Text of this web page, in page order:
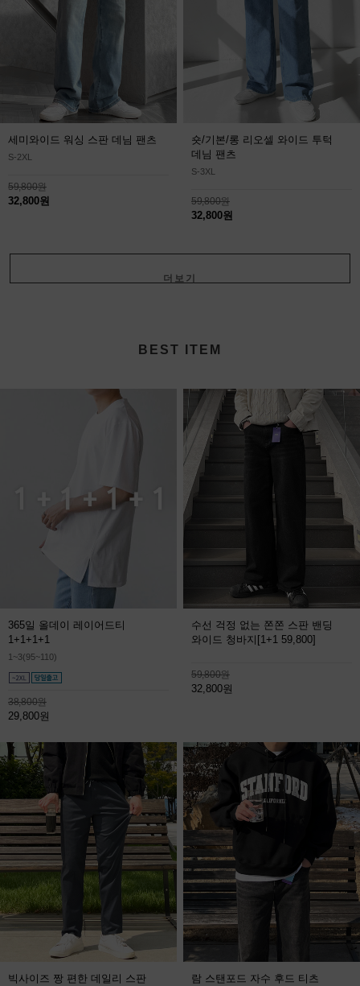
세미와이드 워싱 스판 데님 팬츠
S-2XL
59,800원
32,800원
숏/기본/롱 리오셀 와이드 투턱
데님 팬츠
S-3XL
59,800원
32,800원
BEST ITEM
365일 올데이 레이어드티
1+1+1+1
1~3(95~110)
38,800원
29,800원
수선 걱정 없는 쫀쫀 스판 밴딩
와이드 청바지 [1+1 59,800]
59,800원
32,800원
빅사이즈 짱 편한 데일리 스판
람 스탠포드 자수 후드 티츠